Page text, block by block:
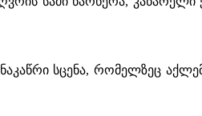
სცენა, რომელზეც